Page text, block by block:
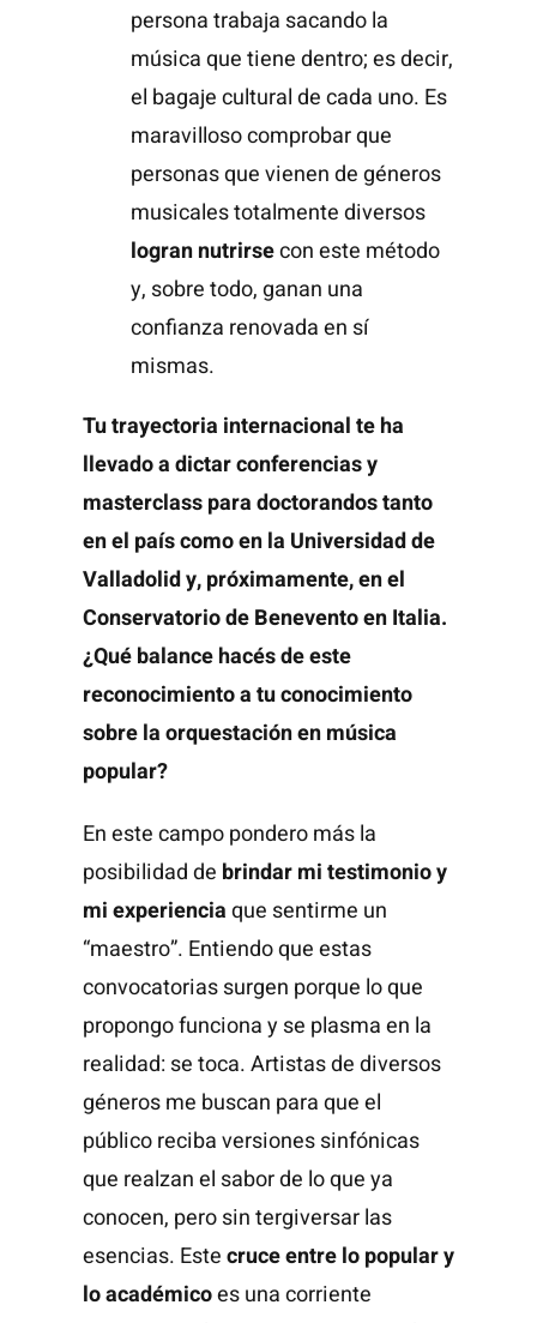
persona trabaja sacando la
música que tiene dentro; es decir,
el bagaje cultural de cada uno. Es
maravilloso comprobar que
personas que vienen de géneros
musicales totalmente diversos
logran nutrirsecon este método
y, sobre todo, ganan una
confianza renovada en sí
mismas.
Tu trayectoria internacional te ha
llevado a dictar conferencias y
masterclass para doctorandos tanto
en el país como en la Universidad de
Valladolid y, próximamente, en el
Conservatorio de Benevento en Italia.
¿Qué balance hacés de este
reconocimiento a tu conocimiento
sobre la orquestación en música
popular?
En este campo pondero más la
posibilidad de brindar mi testimonio y
mi experienciaque sentirme un
“maestro”. Entiendo que estas
convocatorias surgen porque lo que
propongo funciona y se plasma en la
realidad: se toca. Artistas de diversos
géneros me buscan para que el
público reciba versiones sinfónicas
que realzan el sabor de lo que ya
conocen, pero sin tergiversar las
esencias. Estecruce entre lo popular y
lo académicoes una corriente